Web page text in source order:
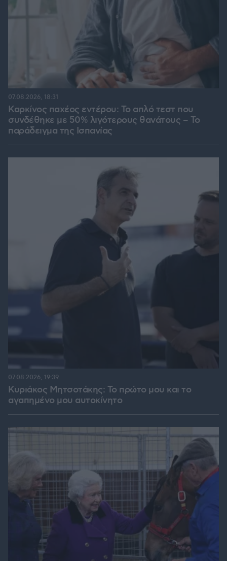
Καρκίνος παχέος εντέρου: Το απλό τεστ που
συνδέθηκε με 50% λιγότερους θανάτους – Το
παράδειγμα της Ισπανίας
07.08.2026, 18:31
Κυριάκος Μητσοτάκης: Το πρώτο μου και το
αγαπημένο μου αυτοκίνητο
07.08.2026, 19:39